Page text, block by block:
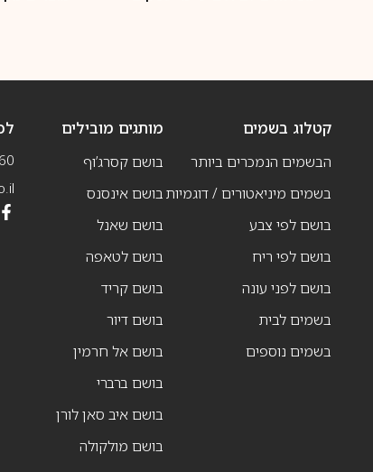
קטלוג בשמים
הבשמים הנמכרים ביותר
בשמים מיניאטורים / דוגמיות
בושם לפי צבע
בושם לפי ריח
בושם לפני עונה
בשמים לבית
בשמים נוספים
מותגים מובילים
בושם קסרג’וף
בושם אינסנס
בושם שאנל
בושם לטאפה
בושם קריד
בושם דיור
בושם אל חרמין
בושם ברברי
בושם איב סאן לורן
בושם מולקולה